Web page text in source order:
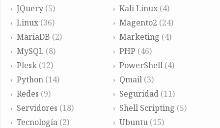
JQuery (5) Kali Linux(4)
Linux (36) Magento2 (24)
MariaDB (2) Marketing (4)
MySQL (8) PHP (46)
Plesk (12) PowerShell(4)
Python (14) Qmail(3)
Redes (9) Seguridad(11)
Servidores (18) Shell Scripting (5)
Tecnología (2) Ubuntu(15)